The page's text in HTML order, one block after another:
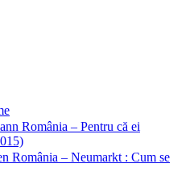
România – Pentru că ei
România – Neumarkt : Cum se